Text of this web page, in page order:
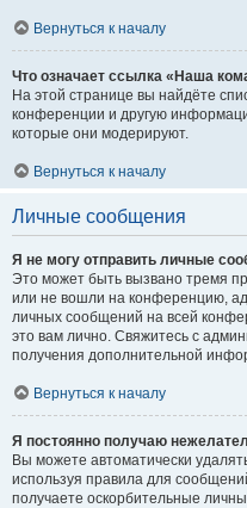
Вернуться к началу
Что означает ссылка «Наша
На этой странице вы найдёте
конференции и другую
которые они модерируют.
Вернуться к началу
Личные сообщения
Я не могу отправить личные
Это может быть вызвано тремя
или не вошли на конференцию,
личных сообщений на всей
это вам лично. Свяжитесь с
получения дополнительной
Вернуться к началу
Я постоянно получаю
Вы можете автоматически
используя правила для
получаете оскорбительные